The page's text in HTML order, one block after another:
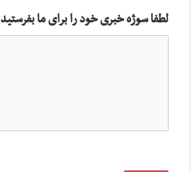
لطفا سوژه خبری خود را برای ما بفرستید